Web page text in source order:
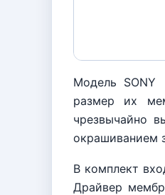
Модель SONY
размер их
чрезвычайно
окрашиванием
В комплект
Драйвер